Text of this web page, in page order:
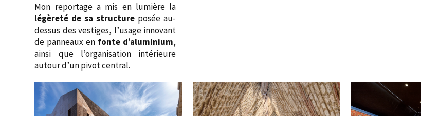
Mon reportage a mis en lumière la
légèreté de sa structure posée au-
dessus des vestiges, l’usage innovant
de panneaux en fonte d’aluminium,
ainsi que l’organisation intérieure
autour d’un pivot central.